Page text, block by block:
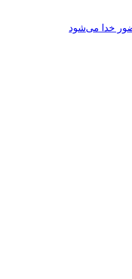
خدا می‌شود